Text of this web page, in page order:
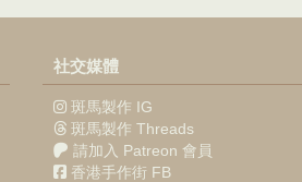
社交媒體
斑馬製作 IG
斑馬製作 Threads
請加入 Patreon 會員
香港手作街 FB